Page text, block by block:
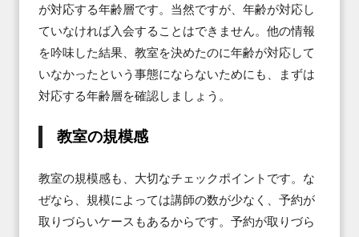
が対応する年齢層です。当然ですが、年齢が対応し
ていなければ入会することはできません。他の情報
を吟味した結果、教室を決めたのに年齢が対応して
いなかったという事態にならないためにも、まずは
対応する年齢層を確認しましょう。
教室の規模感
教室の規模感も、大切なチェックポイントです。な
ぜなら、規模によっては講師の数が少なく、予約が
取りづらいケースもあるからです。予約が取りづら